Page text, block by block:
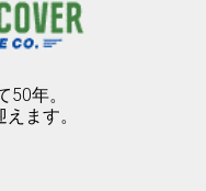
50年。
ます。